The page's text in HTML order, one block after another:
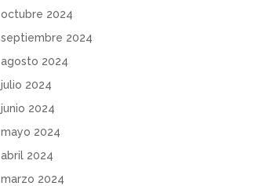
octubre 2024
septiembre 2024
agosto 2024
julio 2024
junio 2024
mayo 2024
abril 2024
marzo 2024